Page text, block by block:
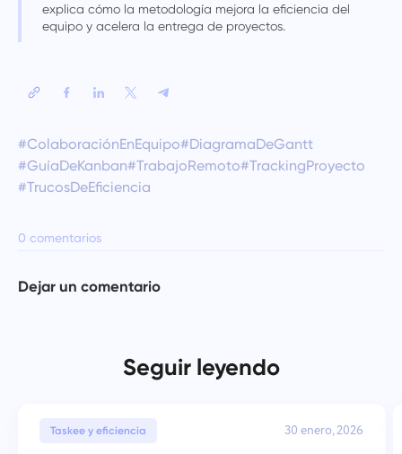
explica cómo la metodología mejora la eficiencia del
equipo y acelera la entrega de proyectos.
#ColaboraciónEnEquipo#DiagramaDeGantt
#GuíaDeKanban#TrabajoRemoto#TrackingProyecto
#TrucosDeEficiencia
0 comentarios
Dejar un comentario
Seguir leyendo
Taskee y eficiencia 30 enero, 2026